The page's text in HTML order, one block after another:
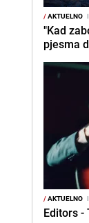
/AKTUELNO I
"Kad
pjesma
/AKTUELNO I
Editors -